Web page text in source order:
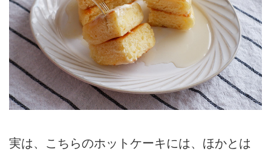
実は、こちらのホットケーキには、ほかとは